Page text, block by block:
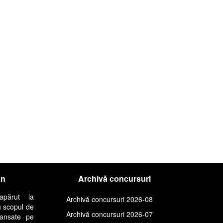
la
scopul de
pe
Archivă concursuri
Archivă concursuri 2026-08
Archivă concursuri 2026-07